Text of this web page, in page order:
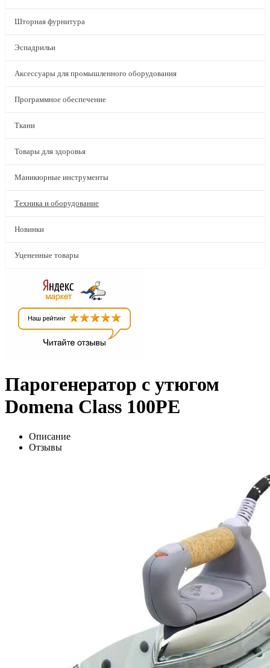
Шторная фурнитура
Эспадрильи
Аксессуары для промышленного оборудования
Программное обеспечение
Ткани
Товары для здоровья
Маникюрные инструменты
Техника и оборудование
Новинки
Уцененные товары
Парогенератор с утюгом
Domena Class 100PE
Описание
Отзывы